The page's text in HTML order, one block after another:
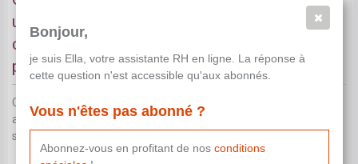
une condition requise pour le salaire garanti en
cas d'accident du travail ou de maladie
professionnelle
Ce document n'est pas disponible dans le cadre de votre
abonnement actuel.Contactez-nous pour toute aide
supplémentaire.
Bonjour,
je suis Ella, votre assistante RH en ligne. La réponse à
cette question n'est accessible qu'aux abonnés.
Vous n'êtes pas abonné ?
Abonnez-vous en profitant de nos conditions